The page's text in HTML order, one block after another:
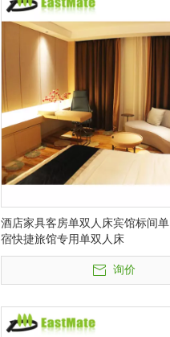
酒店家具客房单双人床宾馆标间
宿快捷旅馆专用单双人床
询价